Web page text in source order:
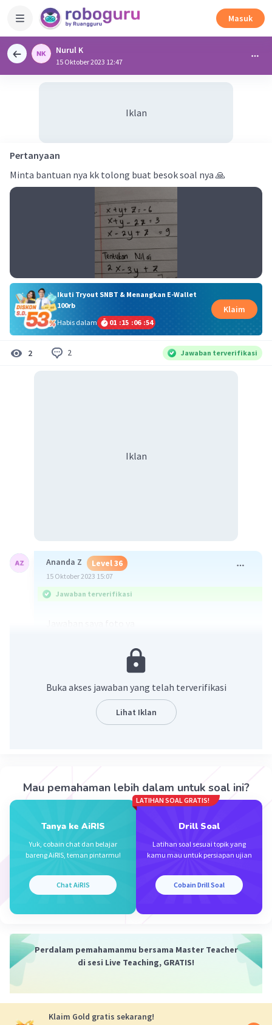
Masuk
Nurul K
15 Oktober 2023 12:47
Iklan
Pertanyaan
Minta bantuan nya kk tolong buat besok soal nya 🙏
Ikuti Tryout SNBT & Menangkan E-Wallet
100rb
Habis dalam
01 :15 :06 :54
Klaim
2 2 Jawaban terverifikasi
Iklan
Ananda Z Level 36
15 Oktober 2023 15:07
Jawaban terverifikasi
Nurul K
15 Oktober 2023 15:12
Naila H Level 27
16 Oktober 2023 01:40
Jawaban terverifikasi
Buka akses jawaban yang telah terverifikasi
Lihat Iklan
Mau pemahaman lebih dalam untuk soal ini?
Tanya ke AiRIS
Yuk, cobain chat dan belajar
bareng AiRIS, teman pintarmu!
Chat AiRIS
LATIHAN SOAL GRATIS!
Drill Soal
Latihan soal sesuai topik yang
kamu mau untuk persiapan ujian
Cobain Drill Soal
Perdalam pemahamanmu bersama Master Teacher
di sesi Live Teaching, GRATIS!
Klaim Gold gratis sekarang!